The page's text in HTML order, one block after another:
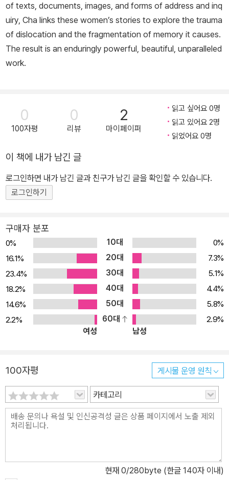
of texts, documents, images, and forms of address and inq
uiry, Cha links these women’s stories to explore the trauma
of dislocation and the fragmentation of memory it causes.
The result is an enduringly powerful, beautiful, unparalleled
work.
0
100자평
0
리뷰
2
마이페이퍼
읽고 싶어요 0명
읽고 있어요 2명
읽었어요 0명
이 책에 내가 남긴 글
로그인하면 내가 남긴 글과 친구가 남긴 글을 확인할 수 있습니다.
로그인하기
구매자 분포
0% 10대
0%
16.1%
20대
7.3%
23.4%
30대
5.1%
18.2%
40대
4.4%
14.6%
50대
5.8%
2.2%
60대
2.9%
여성
남성
100자평 게시물 운영 원칙
카테고리
현재 0/280byte (한글 140자 이내)